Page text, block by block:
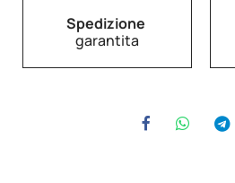
Spedizione
garantita